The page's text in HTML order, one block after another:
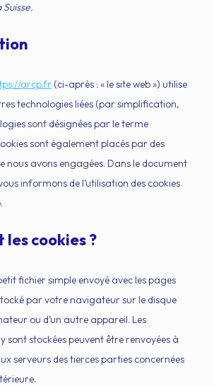
arcp.fr(ci-après : « le site web ») utilise
technologies liées (par simplification,
sont désignées par le terme
sont également placés par des
nous avons engagées. Dans le document
informons de l’utilisation des cookies
les cookies ?
fichier simple envoyé avec les pages
par votre navigateur sur le disque
ou d’un autre appareil. Les
sont stockées peuvent être renvoyées à
serveurs des tierces parties concernées